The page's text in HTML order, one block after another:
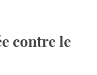
contre le